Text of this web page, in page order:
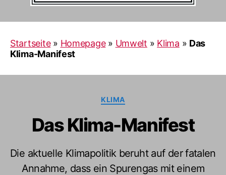
Manifest
Startseite» Homepage» Umwelt » Klima » Das
Klima-Manifest
Categories
KLIMA
Das Klima-Manifest
Die aktuelle Klimapolitik beruht auf der fatalen
Annahme, dass ein Spurengas mit einem